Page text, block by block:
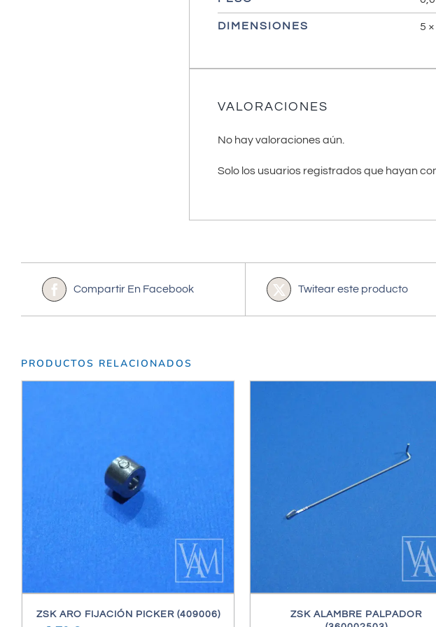
DIMENSIONES 5
VALORACIONES
No hay valoraciones aún.
Solo los usuarios registrados que hayan
Compartir En Facebook Twitear este producto
PRODUCTOS RELACIONADOS
ZSK ARO FIJACIÓN PICKER (409006)
DETALLES
ZSK ALAMBRE PALPADOR
/